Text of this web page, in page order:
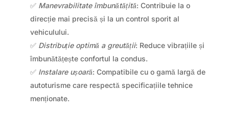
✅ Manevrabilitate îmbunătățită: Contribuie la o
direcție mai precisă și la un control sporit al
vehiculului.
✅ Distribuție optimă a greutății: Reduce vibrațiile și
îmbunătățește confortul la condus.
✅ Instalare ușoară: Compatibile cu o gamă largă de
autoturisme care respectă specificațiile tehnice
menționate.